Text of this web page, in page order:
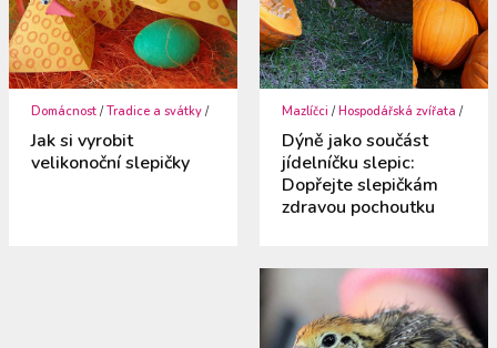
Domácnost /Tradice a svátky /
Jak si vyrobit
velikonoční slepičky
Mazlíčci /Hospodářská zvířata /
Dýně jako součást
jídelníčku slepic:
Dopřejte slepičkám
zdravou pochoutku